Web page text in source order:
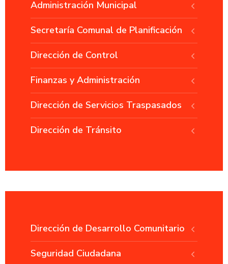
Administración Municipal
Secretaría Comunal de Planificación
Dirección de Control
Finanzas y Administración
Dirección de Servicios Traspasados
Dirección de Tránsito
Dirección de Desarrollo Comunitario
Seguridad Ciudadana